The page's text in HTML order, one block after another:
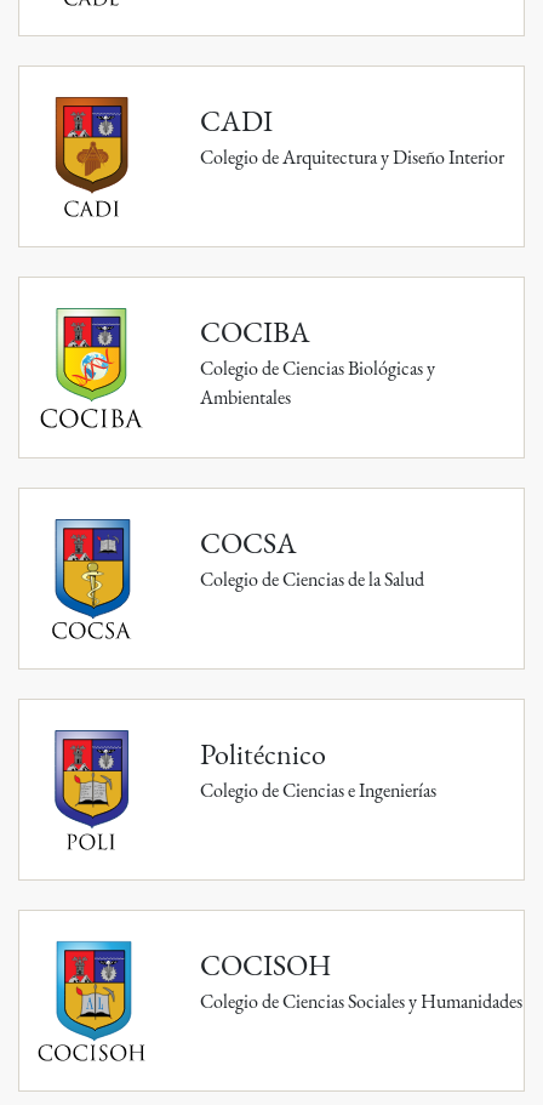
CADI
Colegio de Arquitectura y Diseño Interior
COCIBA
Colegio de Ciencias Biológicas y
Ambientales
COCSA
Colegio de Ciencias de la Salud
Politécnico
Colegio de Ciencias e Ingenierías
COCISOH
Colegio de Ciencias Sociales y Humanidades